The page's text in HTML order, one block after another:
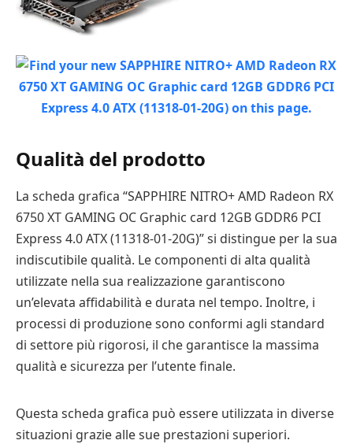
Qualità del prodotto
La scheda grafica “SAPPHIRE NITRO+ AMD Radeon RX
6750 XT GAMING OC Graphic card 12GB GDDR6 PCI
Express 4.0 ATX (11318-01-20G)” si distingue per la sua
indiscutibile qualità. Le componenti di alta qualità
utilizzate nella sua realizzazione garantiscono
un’elevata affidabilità e durata nel tempo. Inoltre, i
processi di produzione sono conformi agli standard
di settore più rigorosi, il che garantisce la massima
qualità e sicurezza per l’utente finale.
Questa scheda grafica può essere utilizzata in diverse
situazioni grazie alle sue prestazioni superiori.